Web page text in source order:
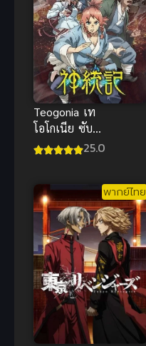
Teogonia เท
โอโกเนีย ซับ
ไทย
25.0
พากย์ไทย